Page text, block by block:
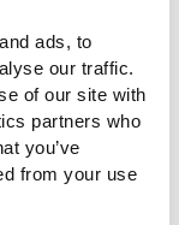
ads, to
our traffic.
of our site with
partners who
you’ve
from your use
väheni
ulkomaalaisten
kolme
2025 ja